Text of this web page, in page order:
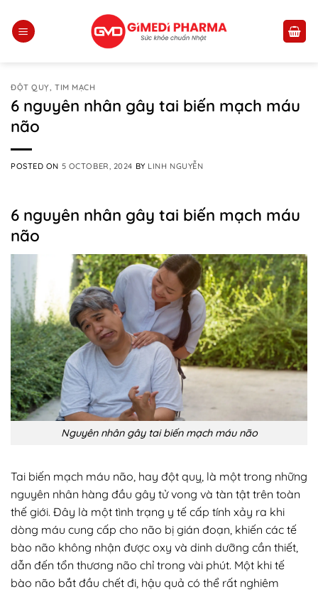
content
ĐỘT QUỴ, TIM MẠCH
6 nguyên nhân gây tai biến mạch máu
não
POSTED ON 5 OCTOBER, 2024 BY LINH NGUYỄN
6 nguyên nhân gây tai biến mạch máu
não
Nguyên nhân gây tai biến mạch máu não
Tai biến mạch máu não, hay đột quỵ, là một trong những
nguyên nhân hàng đầu gây tử vong và tàn tật trên toàn
thế giới. Đây là một tình trạng y tế cấp tính xảy ra khi
dòng máu cung cấp cho não bị gián đoạn, khiến các tế
bào não không nhận được oxy và dinh dưỡng cần thiết,
dẫn đến tổn thương não chỉ trong vài phút. Một khi tế
bào não bắt đầu chết đi, hậu quả có thể rất nghiêm